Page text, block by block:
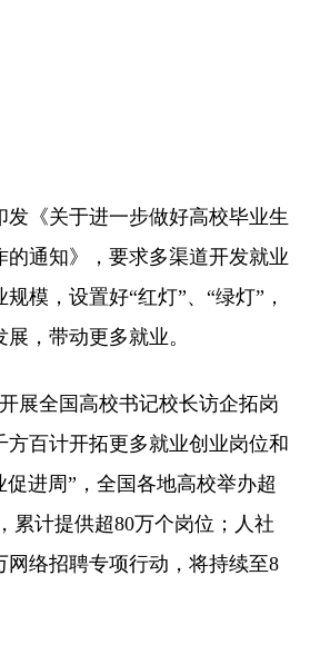
发《关于进一步做好高校毕业生
的通知》，要求多渠道开发就业
模，设置好“红灯”、“绿灯”，
，带动更多就业。
展全国高校书记校长访企拓岗
方百计开拓更多就业创业岗位和
促进周”，全国各地高校举办超
累计提供超80万个岗位；人社
网络招聘专项行动，将持续至8